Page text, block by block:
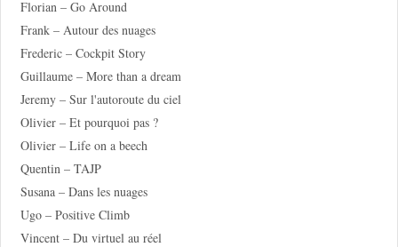
Florian – Go Around
Frank – Autour des nuages
Frederic – Cockpit Story
Guillaume – More than a dream
Jeremy – Sur l'autoroute du ciel
Olivier – Et pourquoi pas ?
Olivier – Life on a beech
Quentin – TAJP
Susana – Dans les nuages
Ugo – Positive Climb
Vincent – Du virtuel au réel